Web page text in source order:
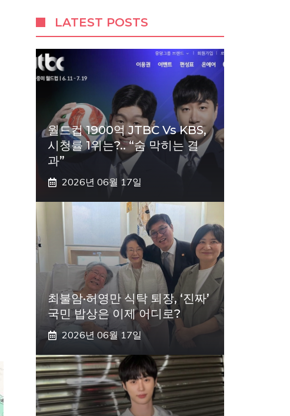
LATEST POSTS
월드컵 1900억 JTBC Vs KBS,
시청률 1위는?.. “숨 막히는 결
과”
2026년 06월 17일
최불암·허영만 식탁 퇴장, ‘진짜’
국민 밥상은 이제 어디로?
2026년 06월 17일